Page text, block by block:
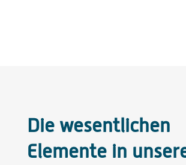
Die wesentlichen
Elemente in